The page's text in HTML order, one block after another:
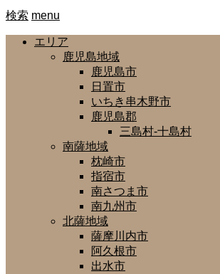
検索 menu
エリア
鹿児島地域
鹿児島市
日置市
いちき串木野市
鹿児島郡
三島村-十島村
南薩地域
枕崎市
指宿市
南さつま市
南九州市
北薩地域
薩摩川内市
阿久根市
出水市